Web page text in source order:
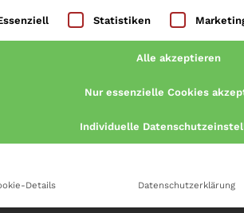
Welche Voraussetzungen
Was ist ein Haftbefehl und
Welche Haftgründe
Welche Rechte haben
eine Liste der Service-Gruppen,
Statistiken
Alle akzeptieren
Nur essenzielle Cookies
Individuelle
Details Datenschutzerklärung